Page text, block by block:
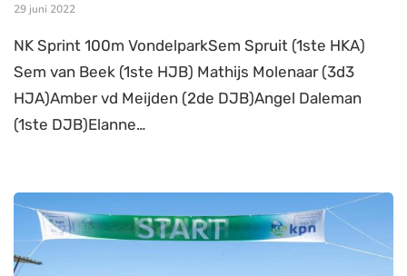
29 juni 2022
NK Sprint 100m VondelparkSem Spruit (1ste HKA)
Sem van Beek (1ste HJB) Mathijs Molenaar (3d3
HJA)Amber vd Meijden (2de DJB)Angel Daleman
(1ste DJB)Elanne…